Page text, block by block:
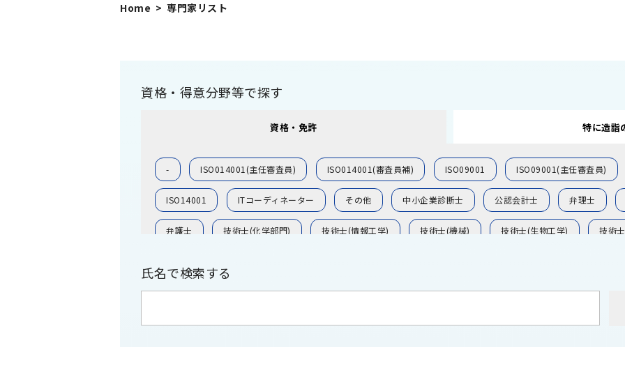
Home 専門家リスト
資格・得意分野等で探す
資格・免許 特に造詣
- ISO014001(主任審査員) ISO014001(審査員補) ISO09001 ISO09001(主任審査員)
ISO14001 ITコーディネーター その他 中小企業診断士 公認会計士 弁理士
弁護士 技術士(化学部門) 技術士(情報工学) 技術士(機械) 技術士(生物工学) 技術
社会保険労務士（特定社会保険労務士付記） 税理士
氏名で検索する